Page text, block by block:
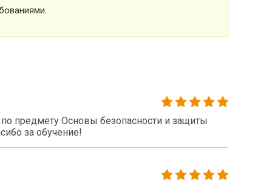
предмету Основы безопасности и защиты
за обучение!